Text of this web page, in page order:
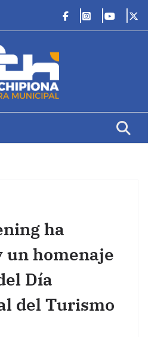
ha
un homenaje
Día
del Turismo